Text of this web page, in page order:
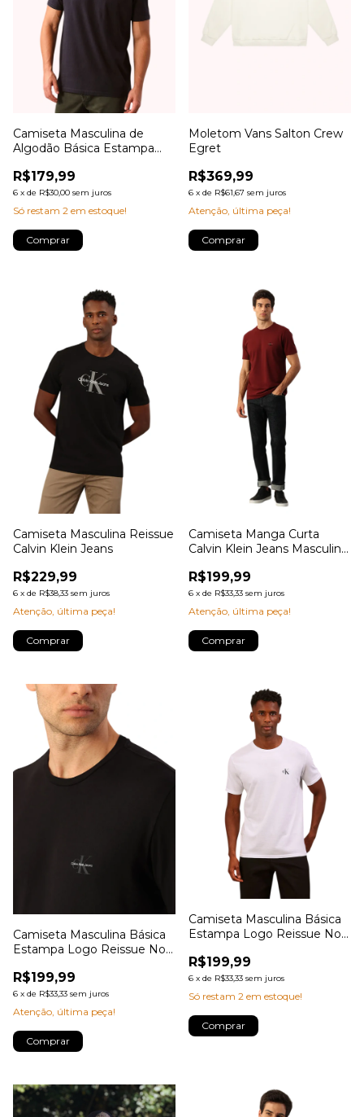
Camiseta Masculina de
Algodão Básica Estampa
Calvin Klein Jeans
R$179,99
6 x de R$30,00 sem juros
Só restam 2 em estoque!
Comprar
Moletom Vans Salton Crew
Egret
R$369,99
6 x de R$61,67 sem juros
Atenção, última peça!
Comprar
Camiseta Masculina Reissue
Calvin Klein Jeans
R$229,99
6 x de R$38,33 sem juros
Atenção, última peça!
Comprar
Camiseta Manga Curta
Calvin Klein Jeans Masculino
R$199,99
6 x de R$33,33 sem juros
Atenção, última peça!
Comprar
Camiseta Masculina Básica
Estampa Logo Reissue No
R$199,99
6 x de R$33,33 sem juros
Atenção, última peça!
Comprar
Camiseta Masculina Básica
Estampa Logo Reissue No
R$199,99
6 x de R$33,33 sem juros
Só restam 2 em estoque!
Comprar